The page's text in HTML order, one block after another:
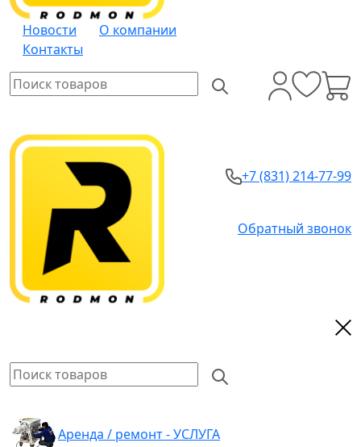
Новости
О компании
Контакты
+7 (831) 214-77-99
Обратный звонок
Аренда / ремонт - УСЛУГА